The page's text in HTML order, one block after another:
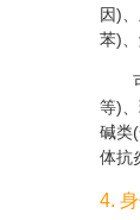
因)
苯)
等)
碱类
体抗
4.